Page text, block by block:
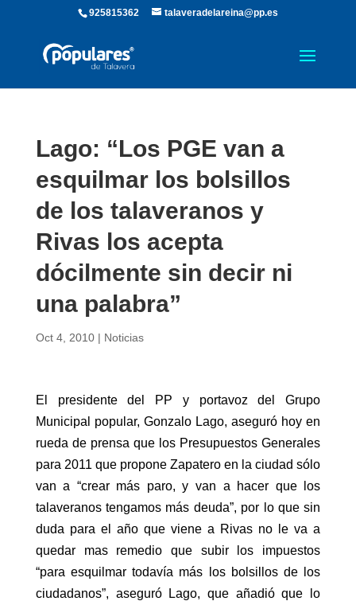
925815362 talaveradelareina@pp.es
Lago: “Los PGE van a
esquilmar los bolsillos
de los talaveranos y
Rivas los acepta
dócilmente sin decir ni
una palabra”
Oct 4, 2010| Noticias
El presidente del PP y portavoz del Grupo
Municipal popular, Gonzalo Lago, aseguró hoy en
rueda de prensa que los Presupuestos Generales
para 2011 que propone Zapatero en la ciudad sólo
van a “crear más paro, y van a hacer que los
talaveranos tengamos más deuda”, por lo que sin
duda para el año que viene a Rivas no le va a
quedar mas remedio que subir los impuestos
“para esquilmar todavía más los bolsillos de los
ciudadanos”, aseguró Lago, que añadió que lo